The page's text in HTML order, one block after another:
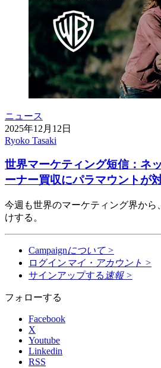
ニュース
2025年12月12日
Ryoko Tasaki
世界マーケティング短信：ネ
ーナー買収にパラマウントが
今週も世界のマーケティング界から
けする。
Campaignについて >
ログイン マイ・アカウント >
サインアップする 速報 >
フォローする
Facebook
X
Youtube
Linkedin
RSS